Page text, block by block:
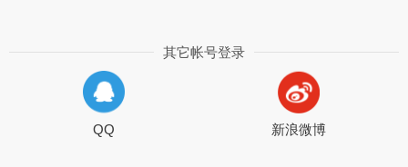
其它帐号登录
QQ 新浪微博